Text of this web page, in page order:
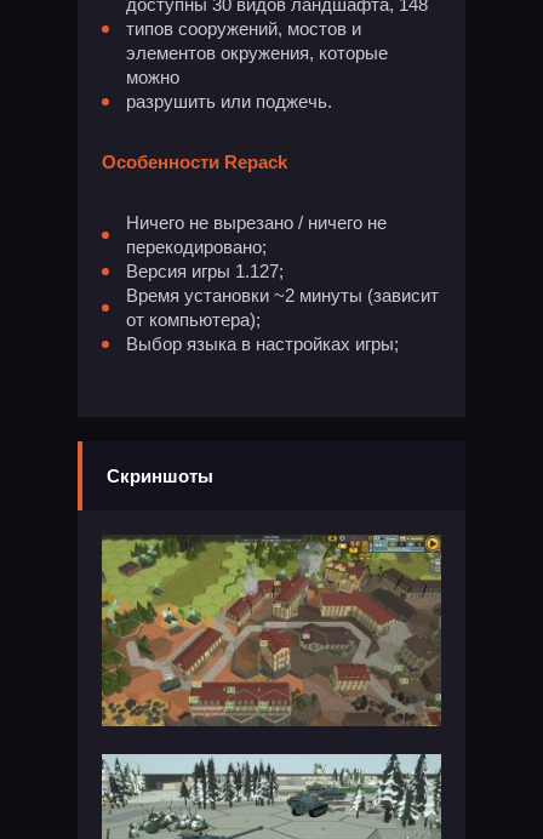
доступны 30 видов ландшафта, 148
типов сооружений, мостов и
элементов окружения, которые
можно
разрушить или поджечь.
Особенности Repack
Ничего не вырезано / ничего не
перекодировано;
Версия игры 1.127;
Время установки ~2 минуты (зависит
от компьютера);
Выбор языка в настройках игры;
Скриншоты